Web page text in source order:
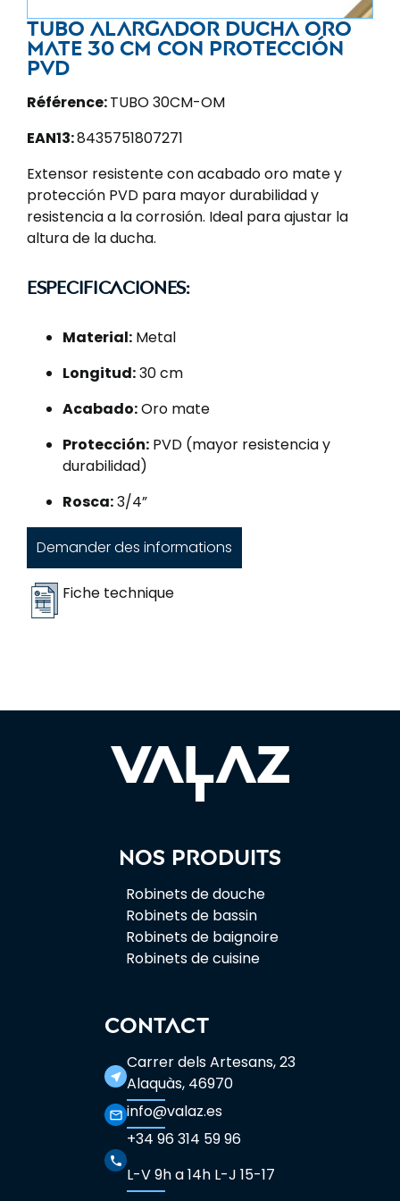
Tubo alargador ducha oro
mate 30 cm con protección
PVD
Référence:TUBO 30CM-OM
EAN13:8435751807271
Extensor resistente con acabado oro mate y
protección PVD para mayor durabilidad y
resistencia a la corrosión. Ideal para ajustar la
altura de la ducha.
Especificaciones:
Material: Metal
Longitud:30 cm
Acabado:Oro mate
Protección: PVD (mayor resistencia y
durabilidad)
Rosca:3/4”
Demander des informations
Fiche technique
Nos produits
Robinets de douche
Robinets de bassin
Robinets de baignoire
Robinets de cuisine
CONTACT
near_me
Carrer dels Artesans, 23
Alaquàs, 46970
mail_outline info@valaz.es
phone
+34 96 314 59 96
L-V 9h a 14h L-J 15-17